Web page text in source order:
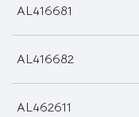
AL416681
AL416682
AL462611